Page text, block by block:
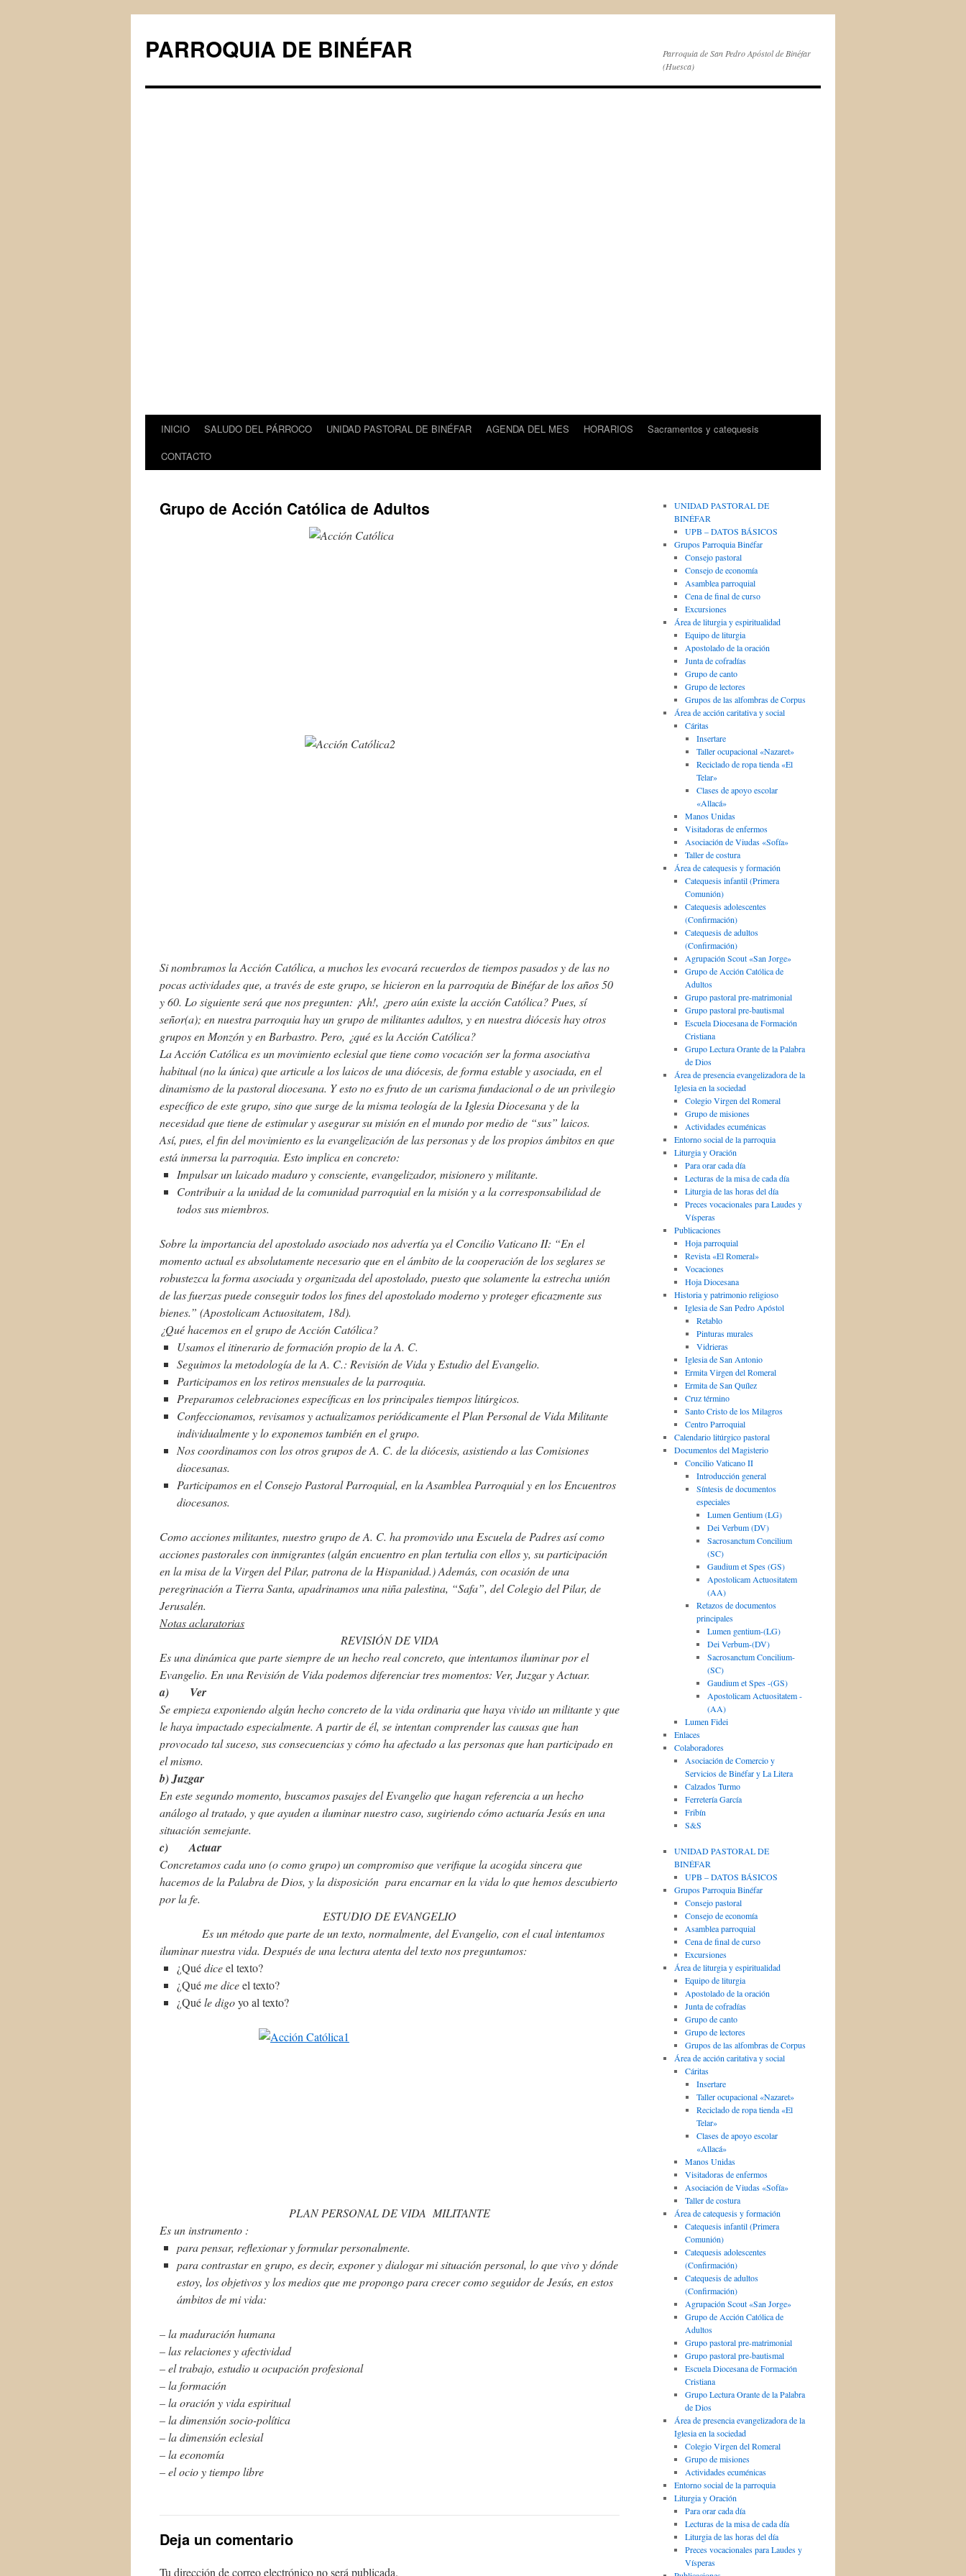
PARROQUIA DE BINÉFAR
Parroquia de San Pedro Apóstol de Binéfar
(Huesca)
Saltar
INICIO SALUDO DEL PÁRROCO UNIDAD PASTORAL DE BINÉFAR AGENDA DEL MES HORARIOS
Sacramentos y catequesis
CONTACTO
Grupo de Acción Católica de Adultos
Si nombramos la Acción Católica, a muchos les evocará recuerdos de tiempos pasados y de las no
pocas actividades que, a través de este grupo, se hicieron en la parroquia de Binéfar de los años 50
y 60. Lo siguiente será que nos pregunten: ¡Ah!, ¿pero aún existe la acción Católica? Pues, sí
señor(a); en nuestra parroquia hay un grupo de militantes adultos, y en nuestra diócesis hay otros
grupos en Monzón y en Barbastro. Pero, ¿qué es la Acción Católica?
La Acción Católica es un movimiento eclesial que tiene como vocación ser la forma asociativa
habitual (no la única) que articule a los laicos de una diócesis, de forma estable y asociada, en el
dinamismo de la pastoral diocesana. Y esto no es fruto de un carisma fundacional o de un privilegio
específico de este grupo, sino que surge de la misma teología de la Iglesia Diocesana y de la
necesidad que tiene de estimular y asegurar su misión en el mundo por medio de “sus” laicos.
Así, pues, el fin del movimiento es la evangelización de las personas y de los propios ámbitos en que
está inmersa la parroquia. Esto implica en concreto:
Impulsar un laicado maduro y consciente, evangelizador, misionero y militante.
Contribuir a la unidad de la comunidad parroquial en la misión y a la corresponsabilidad de
todos sus miembros.
Sobre la importancia del apostolado asociado nos advertía ya el Concilio Vaticano II: “En el
momento actual es absolutamente necesario que en el ámbito de la cooperación de los seglares se
robustezca la forma asociada y organizada del apostolado, puesto que solamente la estrecha unión
de las fuerzas puede conseguir todos los fines del apostolado moderno y proteger eficazmente sus
bienes.” (Apostolicam Actuositatem, 18d).
¿Qué hacemos en el grupo de Acción Católica?
Usamos el itinerario de formación propio de la A. C.
Seguimos la metodología de la A. C.: Revisión de Vida y Estudio del Evangelio.
Participamos en los retiros mensuales de la parroquia.
Preparamos celebraciones específicas en los principales tiempos litúrgicos.
Confeccionamos, revisamos y actualizamos periódicamente el Plan Personal de Vida Militante
individualmente y lo exponemos también en el grupo.
Nos coordinamos con los otros grupos de A. C. de la diócesis, asistiendo a las Comisiones
diocesanas.
Participamos en el Consejo Pastoral Parroquial, en la Asamblea Parroquial y en los Encuentros
diocesanos.
Como acciones militantes, nuestro grupo de A. C. ha promovido una Escuela de Padres así como
acciones pastorales con inmigrantes (algún encuentro en plan tertulia con ellos y, su participación
en la misa de la Virgen del Pilar, patrona de la Hispanidad.) Además, con ocasión de una
peregrinación a Tierra Santa, apadrinamos una niña palestina, “Safa”, del Colegio del Pilar, de
Jerusalén.
Notas aclaratorias
REVISIÓN DE VIDA
Es una dinámica que parte siempre de un hecho real concreto, que intentamos iluminar por el
Evangelio. En una Revisión de Vida podemos diferenciar tres momentos: Ver, Juzgar y Actuar.
a) Ver
Se empieza exponiendo algún hecho concreto de la vida ordinaria que haya vivido un militante y que
le haya impactado especialmente. A partir de él, se intentan comprender las causas que han
provocado tal suceso, sus consecuencias y cómo ha afectado a las personas que han participado en
el mismo.
b) Juzgar
En este segundo momento, buscamos pasajes del Evangelio que hagan referencia a un hecho
análogo al tratado, y que ayuden a iluminar nuestro caso, sugiriendo cómo actuaría Jesús en una
situación semejante.
c)Actuar
Concretamos cada uno (o como grupo) un compromiso que verifique la acogida sincera que
hacemos de la Palabra de Dios, y la disposición para encarnar en la vida lo que hemos descubierto
por la fe.
ESTUDIO DE EVANGELIO
Es un método que parte de un texto, normalmente, del Evangelio, con el cual intentamos
iluminar nuestra vida. Después de una lectura atenta del texto nos preguntamos:
¿Quédiceel texto?
¿Quémediceel texto?
¿Quéle digoyo al texto?
PLAN PERSONAL DE VIDA MILITANTE
Es un instrumento :
para pensar, reflexionar y formular personalmente.
para contrastar en grupo, es decir, exponer y dialogar mi situación personal, lo que vivo y dónde
estoy, los objetivos y los medios que me propongo para crecer como seguidor de Jesús, en estos
ámbitos de mi vida:
– la maduración humana
– las relaciones y afectividad
– el trabajo, estudio u ocupación profesional
– la formación
– la oración y vida espiritual
– la dimensión socio-política
– la dimensión eclesial
– la economía
– el ocio y tiempo libre
Deja un comentario
Tu dirección de correo electrónico no será publicada.
UNIDAD PASTORAL DE
BINÉFAR
UPB – DATOS BÁSICOS
Grupos Parroquia Binéfar
Consejo pastoral
Consejo de economía
Asamblea parroquial
Cena de final de curso
Excursiones
Área de liturgia y espiritualidad
Equipo de liturgia
Apostolado de la oración
Junta de cofradías
Grupo de canto
Grupo de lectores
Grupos de las alfombras de Corpus
Área de acción caritativa y social
Cáritas
Insertare
Taller ocupacional «Nazaret»
Reciclado de ropa tienda «El
Telar»
Clases de apoyo escolar
«Allacá»
Manos Unidas
Visitadoras de enfermos
Asociación de Viudas «Sofía»
Taller de costura
Área de catequesis y formación
Catequesis infantil (Primera
Comunión)
Catequesis adolescentes
(Confirmación)
Catequesis de adultos
(Confirmación)
Agrupación Scout «San Jorge»
Grupo de Acción Católica de
Adultos
Grupo pastoral pre-matrimonial
Grupo pastoral pre-bautismal
Escuela Diocesana de Formación
Cristiana
Grupo Lectura Orante de la Palabra
de Dios
Área de presencia evangelizadora de la
Iglesia en la sociedad
Colegio Virgen del Romeral
Grupo de misiones
Actividades ecuménicas
Entorno social de la parroquia
Liturgia y Oración
Para orar cada día
Lecturas de la misa de cada día
Liturgia de las horas del día
Preces vocacionales para Laudes y
Vísperas
Publicaciones
Hoja parroquial
Revista «El Romeral»
Vocaciones
Hoja Diocesana
Historia y patrimonio religioso
Iglesia de San Pedro Apóstol
Retablo
Pinturas murales
Vidrieras
Iglesia de San Antonio
Ermita Virgen del Romeral
Ermita de San Quílez
Cruz término
Santo Cristo de los Milagros
Centro Parroquial
Calendario litúrgico pastoral
Documentos del Magisterio
Concilio Vaticano II
Introducción general
Síntesis de documentos
especiales
Lumen Gentium (LG)
Dei Verbum (DV)
Sacrosanctum Concilium
(SC)
Gaudium et Spes (GS)
Apostolicam Actuositatem
(AA)
Retazos de documentos
principales
Lumen gentium-(LG)
Dei Verbum-(DV)
Sacrosanctum Concilium-
(SC)
Gaudium et Spes -(GS)
Apostolicam Actuositatem -
(AA)
Lumen Fidei
Enlaces
Colaboradores
Asociación de Comercio y
Servicios de Binéfar y La Litera
Calzados Turmo
Ferretería García
Fribín
S&S
UNIDAD PASTORAL DE
BINÉFAR
UPB – DATOS BÁSICOS
Grupos Parroquia Binéfar
Consejo pastoral
Consejo de economía
Asamblea parroquial
Cena de final de curso
Excursiones
Área de liturgia y espiritualidad
Equipo de liturgia
Apostolado de la oración
Junta de cofradías
Grupo de canto
Grupo de lectores
Grupos de las alfombras de Corpus
Área de acción caritativa y social
Cáritas
Insertare
Taller ocupacional «Nazaret»
Reciclado de ropa tienda «El
Telar»
Clases de apoyo escolar
«Allacá»
Manos Unidas
Visitadoras de enfermos
Asociación de Viudas «Sofía»
Taller de costura
Área de catequesis y formación
Catequesis infantil (Primera
Comunión)
Catequesis adolescentes
(Confirmación)
Catequesis de adultos
(Confirmación)
Agrupación Scout «San Jorge»
Grupo de Acción Católica de
Adultos
Grupo pastoral pre-matrimonial
Grupo pastoral pre-bautismal
Escuela Diocesana de Formación
Cristiana
Grupo Lectura Orante de la Palabra
de Dios
Área de presencia evangelizadora de la
Iglesia en la sociedad
Colegio Virgen del Romeral
Grupo de misiones
Actividades ecuménicas
Entorno social de la parroquia
Liturgia y Oración
Para orar cada día
Lecturas de la misa de cada día
Liturgia de las horas del día
Preces vocacionales para Laudes y
Vísperas